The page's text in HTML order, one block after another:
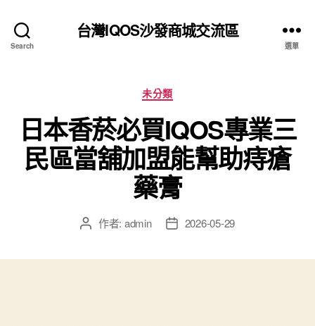
Search
台灣IQOS沙發商城交流區
選單
分
類
未分類
日本香菸必買IQOS專業三
民區當舖加盟能幫助痔瘡
藥膏
文 作者: admin
文 2026-05-29